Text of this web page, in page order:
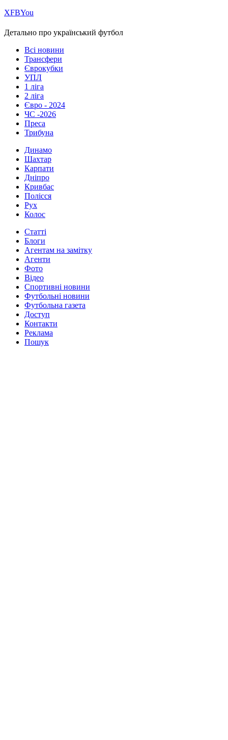
ХFBYou
Детально про український футбол
Всі новини
Трансфери
Єврокубки
УПЛ
1 ліга
2 ліга
Євро - 2024
ЧС -2026
Преса
Трибуна
Динамо
Шахтар
Карпати
Дніпро
Кривбас
Полісся
Рух
Колос
Статті
Блоги
Агентам на замітку
Агенти
Фото
Відео
Спортивні новини
Футбольні новини
Футбольна газета
Доступ
Контакти
Реклама
Пошук